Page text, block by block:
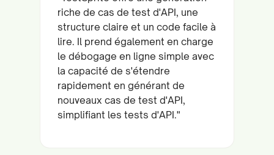
riche de cas de test d'API, une
structure claire et un code facile à
lire. Il prend également en charge
le débogage en ligne simple avec
la capacité de s'étendre
rapidement en générant de
nouveaux cas de test d'API,
simplifiant les tests d'API."